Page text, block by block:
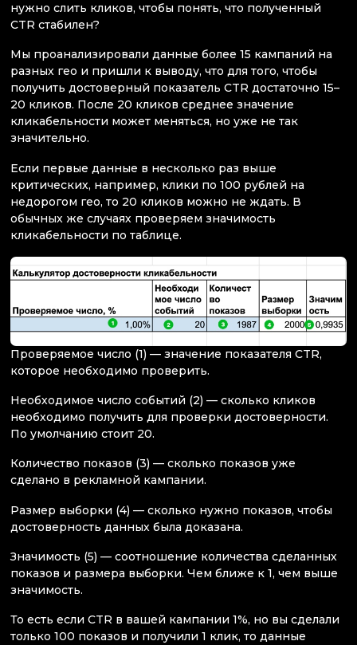
нужно слить кликов, чтобы понять, что полученный
CTR стабилен?
Мы проанализировали данные более 15 кампаний на
разных гео и пришли к выводу, что для того, чтобы
получить достоверный показатель CTR достаточно 15–
20 кликов. После 20 кликов среднее значение
кликабельности может меняться, но уже не так
значительно.
Если первые данные в несколько раз выше
критических, например, клики по 100 рублей на
недорогом гео, то 20 кликов можно не ждать. В
обычных же случаях проверяем значимость
кликабельности по таблице.
Проверяемое число (1) — значение показателя CTR,
которое необходимо проверить.
Необходимое число событий (2) — сколько кликов
необходимо получить для проверки достоверности.
По умолчанию стоит 20.
Количество показов (3) — сколько показов уже
сделано в рекламной кампании.
Размер выборки (4) — сколько нужно показов, чтобы
достоверность данных была доказана.
Значимость (5) — соотношение количества сделанных
показов и размера выборки. Чем ближе к 1, чем выше
значимость.
То есть если CTR в вашей кампании 1%, но вы сделали
только 100 показов и получили 1 клик, то данные